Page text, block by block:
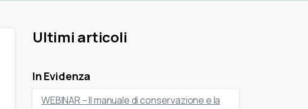
Ultimi articoli
In Evidenza
WEBINAR – Il manuale di conservazione e la